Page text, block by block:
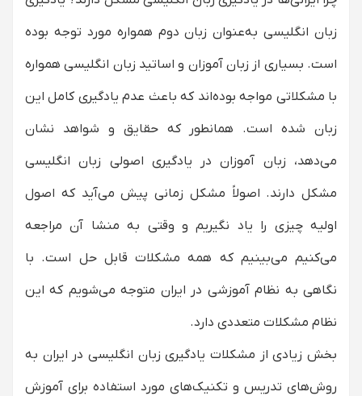
نقش معلمان و موسسات آموزشی
چرا اساتید زبان انگلیسی در ایران هنوز کتاب سه
جلدی word skills را تدریس می‌کنند؟
زبان انگلیسی به‌عنوان زبان دوم همواره مورد توجه بوده
است. بسیاری از زبان آموزان و اساتید زبان انگلیسی همواره
با مشکلاتی مواجه بوده‌اند که باعث عدم یادگیری کامل این
زبان شده است. همانطور که حقایق و شواهد نشان
می‌دهد، زبان آموزان در یادگیری اصولی زبان انگلیسی
مشکل دارند. اصولاً مشکل زمانی پیش می‌آید که اصول
اولیه چیزی را یاد نگیریم و وقتی به منشا آن مراجعه
می‌کنیم می‌بینیم که همه مشکلات قابل حل است. با
نگاهی به نظام آموزشی در ایران متوجه می‌شویم که این
نظام مشکلات متعددی دارد.
بخش زیادی از مشکلات یادگیری زبان انگلیسی در ایران به
روش‌های تدریس و تکنیک‌های مورد استفاده برای آموزش